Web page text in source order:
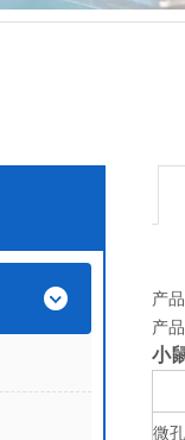
产
产
小
微